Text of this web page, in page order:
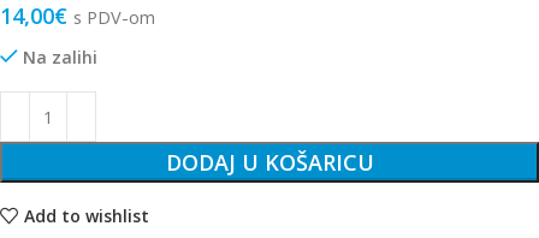
14,00€ s PDV-om
Na zalihi
DODAJ U KOŠARICU
Add to wishlist